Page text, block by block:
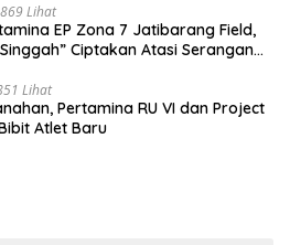
Lihat
EP Zona 7 Jatibarang Field,
Ciptakan Atasi Serangan
Lihat
Pertamina RU VI dan Project
Atlet Baru